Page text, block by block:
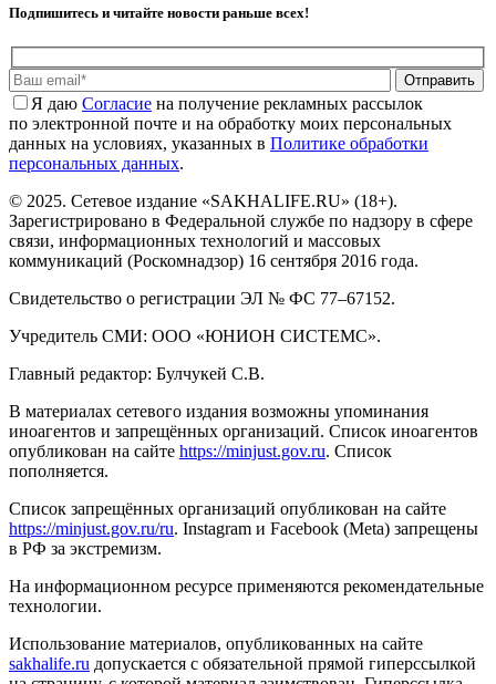
Подпишитесь и читайте новости раньше всех!
Отправить
Я даю Cогласие на получение рекламных рассылок
по электронной почте и на обработку моих персональных
данных на условиях, указанных в Политике обработки
персональных данных.
© 2025. Сетевое издание «SAKHALIFE.RU» (18+).
Зарегистрировано в Федеральной службе по надзору в сфере
связи, информационных технологий и массовых
коммуникаций (Роскомнадзор) 16 сентября 2016 года.
Свидетельство о регистрации ЭЛ № ФС 77–67152.
Учредитель СМИ: ООО «ЮНИОН СИСТЕМС».
Главный редактор: Булчукей С.В.
В материалах сетевого издания возможны упоминания
иноагентов и запрещённых организаций. Список иноагентов
опубликован на сайте https://minjust.gov.ru. Список
пополняется.
Список запрещённых организаций опубликован на сайте
https://minjust.gov.ru/ru. Instagram и Facebook (Metа) запрещены
в РФ за экстремизм.
На информационном ресурсе применяются рекомендательные
технологии.
Использование материалов, опубликованных на сайте
sakhalife.ru допускается с обязательной прямой гиперссылкой